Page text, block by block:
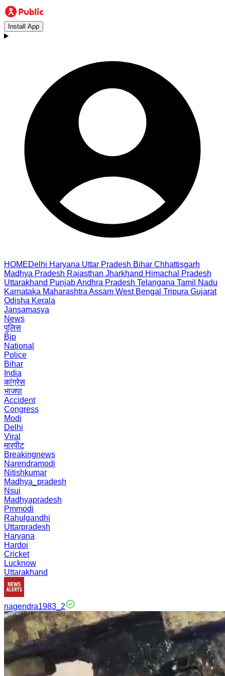
Install App
HOMEDelhi Haryana Uttar Pradesh Bihar Chhattisgarh
Madhya Pradesh Rajasthan Jharkhand Himachal Pradesh
Uttarakhand PunjabAndhra Pradesh Telangana Tamil Nadu
Karnataka Maharashtra Assam West Bengal Tripura Gujarat
Odisha Kerala
Jansamasya
News
पुलिस
Bjp
National
Police
Bihar
India
कांग्रेस
भाजपा
Accident
Congress
Modi
Delhi
Viral
मारपीट
Breakingnews
Narendramodi
Nitishkumar
Madhya_pradesh
Nsui
Madhyapradesh
Pmmodi
Rahulgandhi
Uttarpradesh
Haryana
Hardoi
Cricket
Lucknow
Uttarakhand
nagendra1983_2